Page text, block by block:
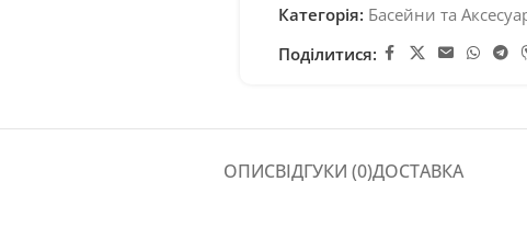
Категорія: Басейни та
Поділитися:
ОПИСВІДГУКИ (0)ДОСТАВКА